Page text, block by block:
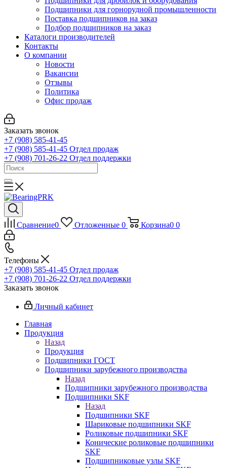
Подшипники для горнорудной промышленности
Поставка подшипников на заказ
Подбор подшипников на заказ
Каталоги производителей
Контакты
О компании
Новости
Вакансии
Отзывы
Политика
Офис продаж
Заказать звонок
+7 (908) 585-41-45
+7 (908) 585-41-45 Отдел продаж
+7 (908) 701-26-22 Отдел поддержки
Сравнение0 Отложенные 0 Корзина0 0
Телефоны
+7 (908) 585-41-45 Отдел продаж
+7 (908) 701-26-22 Отдел поддержки
Заказать звонок
Личный кабинет
Главная
Продукция
Назад
Продукция
Подшипники ГОСТ
Подшипники зарубежного производства
Назад
Подшипники зарубежного производства
Подшипники SKF
Назад
Подшипники SKF
Шариковые подшипники SKF
Роликовые подшипники SKF
Конические роликовые подшипники
SKF
Подшипниковые узлы SKF